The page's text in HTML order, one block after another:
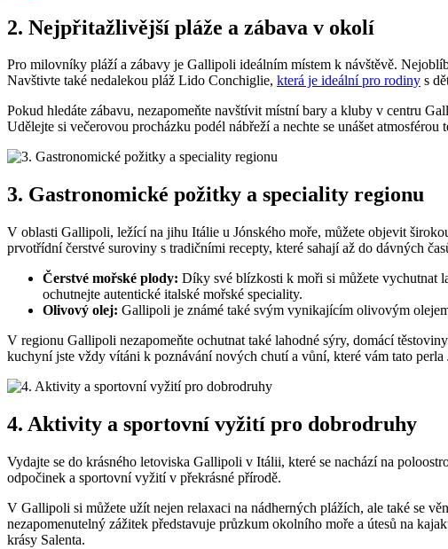
2. Nejpřitažlivější pláže a zábava v okolí
Pro milovníky pláží a zábavy je Gallipoli ideálním místem k návštěvě.
Navštivte také nedalekou pláž Lido Conchiglie, která je ideální pro rodiny s
Pokud hledáte zábavu, nezapomeňte navštívit místní bary a kluby v centru
Udělejte si večerovou procházku podél nábřeží a nechte se unášet atmosférou
3. Gastronomické požitky a speciality regionu
V oblasti Gallipoli, ležící na jihu Itálie u Jónského moře, můžete objevit
prvotřídní čerstvé suroviny s tradičními recepty, které sahají až do dávných
Čerstvé mořské plody: Díky své blízkosti k moři si můžete vychutnat
ochutnejte autentické italské mořské speciality.
Olivový olej: Gallipoli je známé také svým vynikajícím olivovým
V regionu Gallipoli nezapomeňte ochutnat také lahodné sýry, domácí
kuchyní jste vždy vítáni k poznávání nových chutí a vůní, které vám tato perla
4. Aktivity a sportovní vyžití pro dobrodruhy
Vydajte se do krásného letoviska Gallipoli v Itálii, které se nachází na
odpočinek a sportovní vyžití v překrásné přírodě.
V Gallipoli si můžete užít nejen relaxaci na nádherných plážích, ale také se
nezapomenutelný zážitek představuje průzkum okolního moře a útesů na
krásy Salenta.